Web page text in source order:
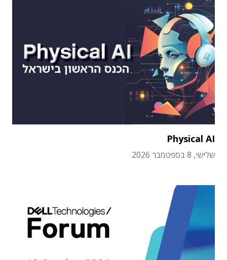
Physical AI
שלישי, 8 בספטמבר 2026